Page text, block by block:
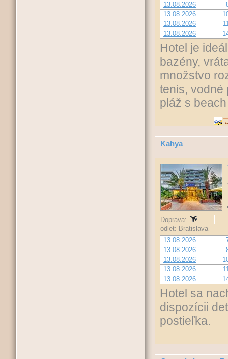
13.08.2026
13.08.2026
13.08.2026
13.08.2026
Hotel je
bazény,
množstvo
tenis, vodné
pláž s
Kahya
Doprava:
odlet: Bratislava
13.08.2026
13.08.2026
13.08.2026
13.08.2026
13.08.2026
Hotel sa
dispozícii
postieľka.